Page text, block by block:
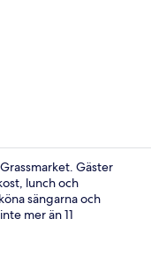
Gäster
lunch och
sängarna och
mer än 11